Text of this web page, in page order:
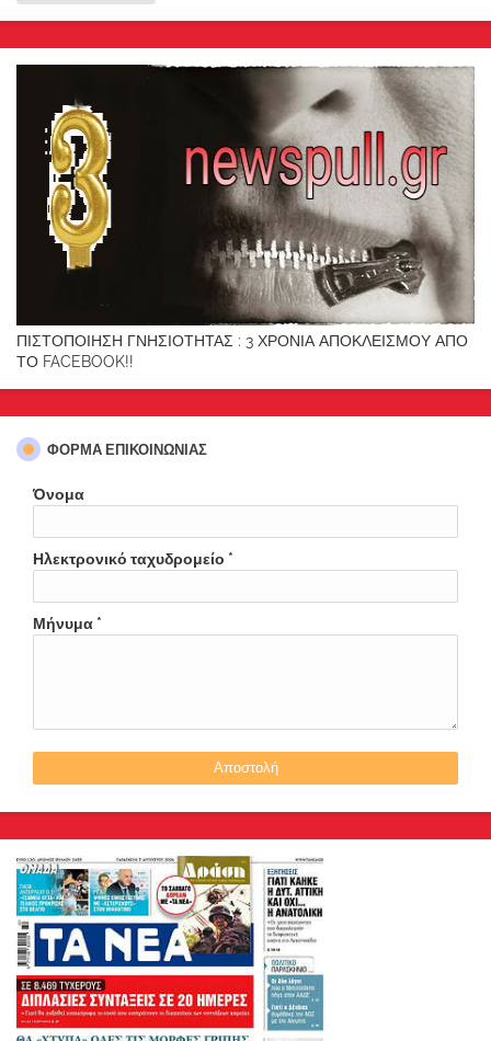
ΠΙΣΤΟΠΟΙΗΣΗ ΓΝΗΣΙΟΤΗΤΑΣ : 3 ΧΡΟΝΙΑ ΑΠΟΚΛΕΙΣΜΟΥ ΑΠΟ
ΤΟ FACEBOOK!!
ΦΌΡΜΑ ΕΠΙΚΟΙΝΩΝΊΑΣ
Όνομα
Ηλεκτρονικό ταχυδρομείο *
Μήνυμα *